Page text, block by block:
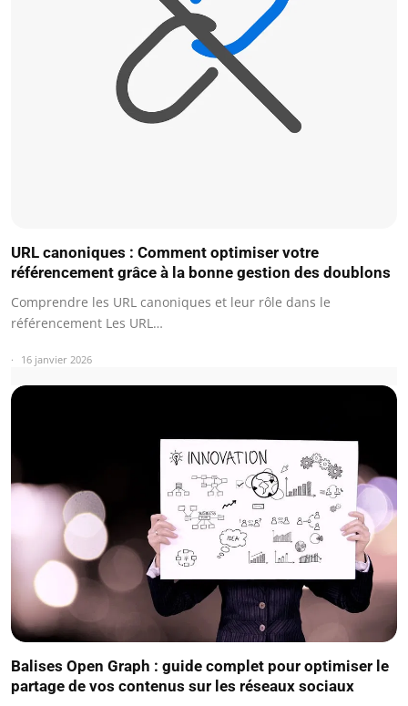
URL canoniques : Comment optimiser votre
référencement grâce à la bonne gestion des doublons
Comprendre les URL canoniques et leur rôle dans le
référencement Les URL…
16 janvier 2026
Balises Open Graph : guide complet pour optimiser le
partage de vos contenus sur les réseaux sociaux